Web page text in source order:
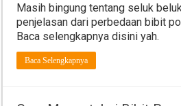
Masih bingung tentang seluk
penjelasan dari perbedaan bibit
Baca selengkapnya disini yah.
Baca Selengkapnya